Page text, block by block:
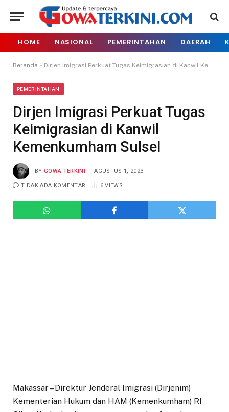
HOME NASIONAL PEMERINTAHAN DAERAH
Beranda » Dirjen Imigrasi Perkuat Tugas Keimigrasian di Kanwil Kemenkumham Sulsel
PEMERINTAHAN
Dirjen Imigrasi Perkuat Tugas
Keimigrasian di Kanwil
Kemenkumham Sulsel
BY GOWA TERKINI AGUSTUS 1, 2023
TIDAK ADA KOMENTAR 6VIEWS
Makassar – Direktur Jenderal Imigrasi (Dirjenim)
Kementerian Hukum dan HAM (Kemenkumham) RI